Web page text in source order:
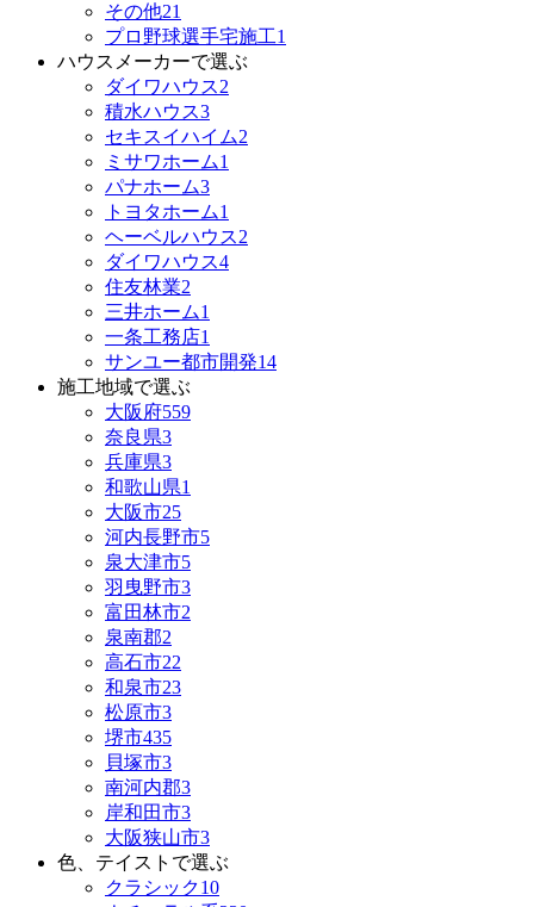
その他21
プロ野球選手宅施工1
ハウスメーカーで選ぶ
ダイワハウス2
積水ハウス3
セキスイハイム2
ミサワホーム1
パナホーム3
トヨタホーム1
ヘーベルハウス2
ダイワハウス4
住友林業2
三井ホーム1
一条工務店1
サンユー都市開発14
施工地域で選ぶ
大阪府559
奈良県3
兵庫県3
和歌山県1
大阪市25
河内長野市5
泉大津市5
羽曳野市3
富田林市2
泉南郡2
高石市22
和泉市23
松原市3
堺市435
貝塚市3
南河内郡3
岸和田市3
大阪狭山市3
色、テイストで選ぶ
クラシック10